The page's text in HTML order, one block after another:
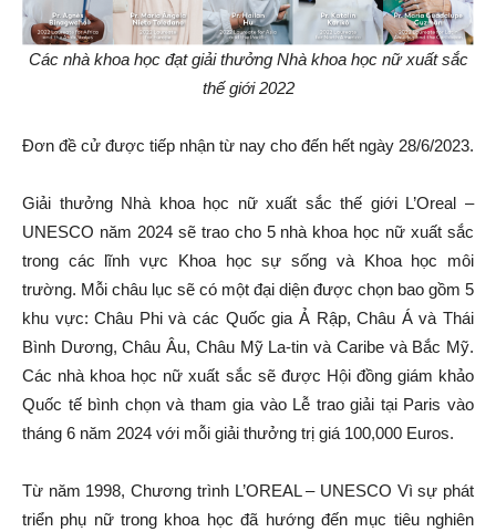
Các nhà khoa học đạt giải thưởng Nhà khoa học nữ xuất sắc
thế giới 2022
Đơn đề cử được tiếp nhận từ nay cho đến hết ngày 28/6/2023.
Giải thưởng Nhà khoa học nữ xuất sắc thế giới L’Oreal –
UNESCO năm 2024 sẽ trao cho 5 nhà khoa học nữ xuất sắc
trong các lĩnh vực Khoa học sự sống và Khoa học môi
trường. Mỗi châu lục sẽ có một đại diện được chọn bao gồm 5
khu vực: Châu Phi và các Quốc gia Ả Rập, Châu Á và Thái
Bình Dương, Châu Âu, Châu Mỹ La-tin và Caribe và Bắc Mỹ.
Các nhà khoa học nữ xuất sắc sẽ được Hội đồng giám khảo
Quốc tế bình chọn và tham gia vào Lễ trao giải tại Paris vào
tháng 6 năm 2024 với mỗi giải thưởng trị giá 100,000 Euros.
Từ năm 1998, Chương trình L’OREAL – UNESCO Vì sự phát
triển phụ nữ trong khoa học đã hướng đến mục tiêu nghiên